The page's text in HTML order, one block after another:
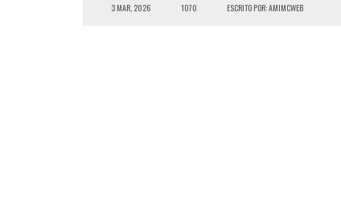
3 MAR, 2026 1070 ESCRITO POR: AMIMCWEB